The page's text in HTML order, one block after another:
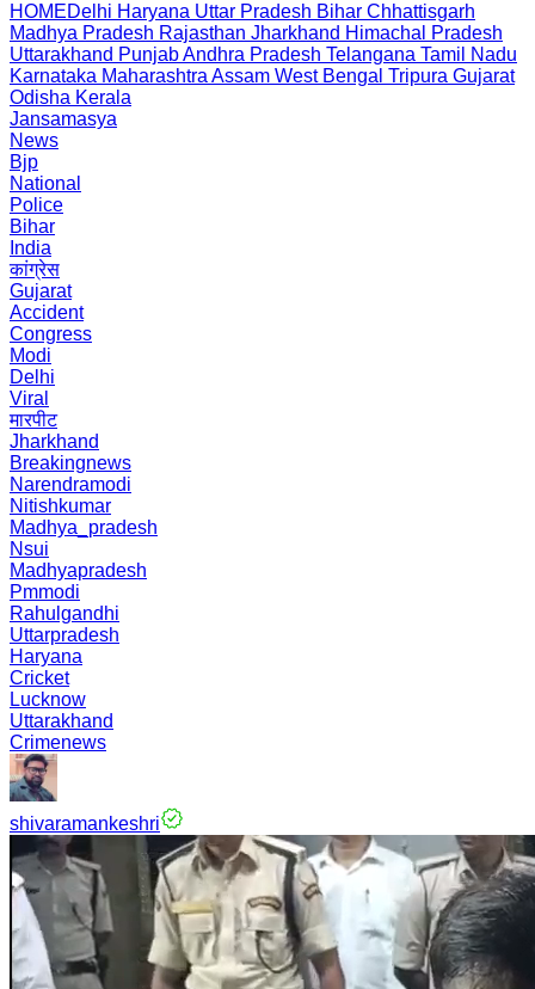
HOMEDelhi Haryana Uttar Pradesh Bihar Chhattisgarh
Madhya Pradesh Rajasthan Jharkhand Himachal Pradesh
Uttarakhand PunjabAndhra Pradesh Telangana Tamil Nadu
Karnataka Maharashtra Assam West Bengal Tripura Gujarat
Odisha Kerala
Jansamasya
News
Bjp
National
Police
Bihar
India
कांग्रेस
Gujarat
Accident
Congress
Modi
Delhi
Viral
मारपीट
Jharkhand
Breakingnews
Narendramodi
Nitishkumar
Madhya_pradesh
Nsui
Madhyapradesh
Pmmodi
Rahulgandhi
Uttarpradesh
Haryana
Cricket
Lucknow
Uttarakhand
Crimenews
shivaramankeshri